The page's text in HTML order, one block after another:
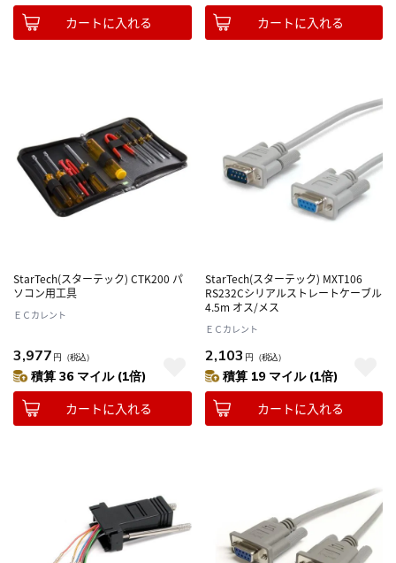
カートに入れる カートに入れる
StarTech(スターテック) CTK200 パ
ソコン用工具
ＥＣカレント
3,977 円 （税込）
積算 36 マイル (1倍)
カートに入れる
StarTech(スターテック) MXT106
RS232Cシリアルストレートケーブル
4.5m オス/メス
ＥＣカレント
2,103 円 （税込）
積算 19 マイル (1倍)
カートに入れる